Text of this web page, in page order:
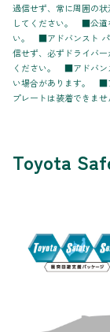
過信せず、常に周囲の
してください。 ■公道
い。 ■アドバンスト パ
信せず、必ずドライバ
ください。 ■アドバン
い場合があります。 ■
プレートは装着できませ
Toyota